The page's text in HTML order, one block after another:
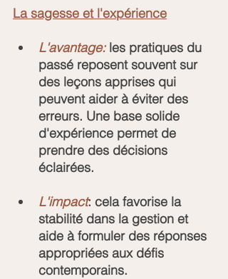
La sagesse et l'expérience
L'avantage: les pratiques du
passé reposent souvent sur
des leçons apprises qui
peuvent aider à éviter des
erreurs. Une base solide
d'expérience permet de
prendre des décisions
éclairées.
L'impact: cela favorise la
stabilité dans la gestion et
aide à formuler des réponses
appropriées aux défis
contemporains.